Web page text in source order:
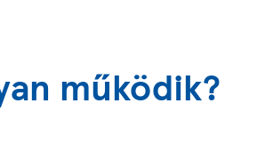
működik?